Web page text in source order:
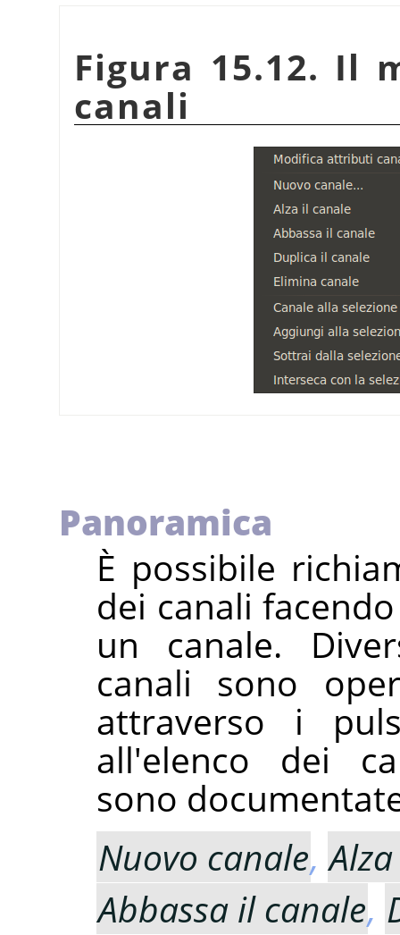
Figura 15.12. Il
canali
Panoramica
È possibile
dei canali
un canale.
canali sono
attraverso i
all'elenco dei
sono
Nuovo canale,
Abbassa il canale,